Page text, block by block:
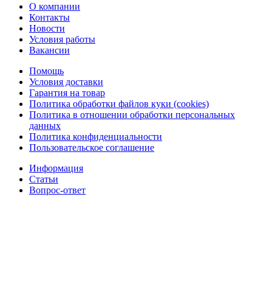
О компании
Контакты
Новости
Условия работы
Вакансии
Помощь
Условия доставки
Гарантия на товар
Политика обработки файлов куки (cookies)
Политика в отношении обработки персональных
данных
Политика конфиденциальности
Пользовательское соглашение
Информация
Статьи
Вопрос-ответ